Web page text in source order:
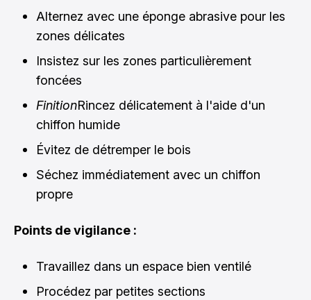
Alternez avec une éponge abrasive pour les
zones délicates
Insistez sur les zones particulièrement
foncées
FinitionRincez délicatement à l'aide d'un
chiffon humide
Évitez de détremper le bois
Séchez immédiatement avec un chiffon
propre
Points de vigilance :
Travaillez dans un espace bien ventilé
Procédez par petites sections